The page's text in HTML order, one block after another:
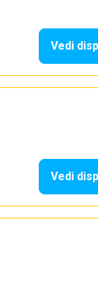
Vedi
Vedi